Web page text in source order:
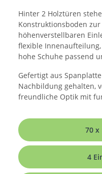
Hinter 2 Holztüren
Konstruktionsboden
höhenverstellbaren
flexible
hohe Schuhe passend
Gefertigt aus
Nachbildung gehalten,
freundliche Optik mit
70 x
4